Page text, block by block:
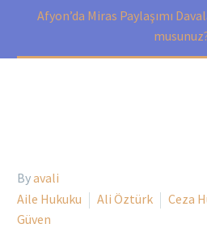
Afyon’da Miras Paylaşımı
Byavali
Aile Hukuku
Ali Öztürk Ceza
Güven